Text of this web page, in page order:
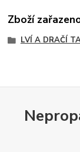
Zboží
LVÍ A DRAČÍ